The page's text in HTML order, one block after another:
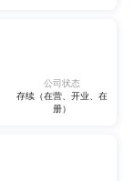
公司状态
存续（在营、开业、在
册）